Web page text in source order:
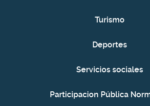
Turismo
Deportes
Servicios sociales
Participacion Pública